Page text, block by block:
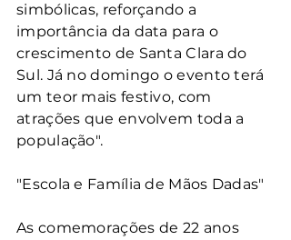
simbólicas, reforçando a
importância da data para o
crescimento de Santa Clara do
Sul. Já no domingo o evento terá
um teor mais festivo, com
atrações que envolvem toda a
população".
"Escola e Família de Mãos Dadas"
As comemorações de 22 anos